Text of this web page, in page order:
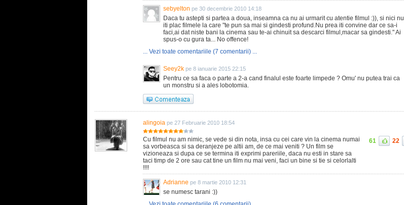
sebyelton pe 30 decembrie 2010 14:18
Daca tu astepti si partea a doua, inseamna ca nu ai urmarit cu atentie filmul :)), si nici nu
iti plac filmele la care "te pun sa mai si gindesti profund.Nu prea iti convine dar ce sa-i
faci,ai dat niste bani la cinema sau te-ai chinuit sa descarci filmul,macar sa gindesti." Ai
spus-o cu gura ta... No offence!
... Vezi toate comentariile (7 comentarii) ...
Seey2k pe 8 ianuarie 2015 22:15
Pentru ce sa faca o parte a 2-a cand finalul este foarte limpede ? Omu' nu putea trai ca
un monstru si a ales lobotomia.
alingoia pe 27 Februarie 2010 18:54
Cu filmul nu am nimic, se vede si din nota, insa cu cei care vin la cinema numai
sa vorbeasca si sa deranjeze pe altii am, de ce mai veniti ? Un film se
vizioneaza si dupa ce se termina iti exprimi pareriile, daca nu esti in stare sa
taci timp de 2 ore sau cat tine un film nu mai veni, faci un bine si tie si celorlalti
!!!!
61 22
Adrianne pe 8 martie 2010 12:31
se numesc tarani :))